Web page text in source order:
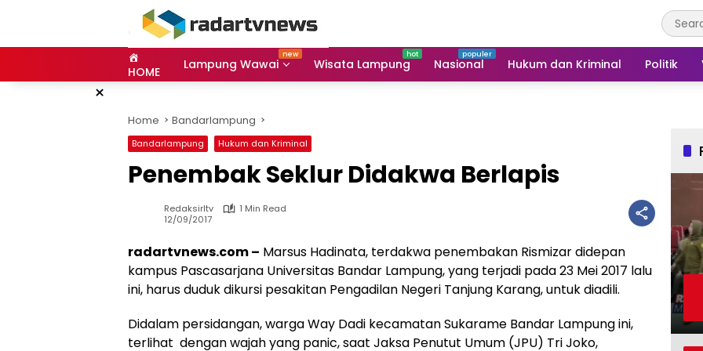
HOME Lampung Wawai Wisata Lampung Nasional Hukum dan Kriminal Politik
×
Home Bandarlampung
Bandarlampung Hukum dan Kriminal
Penembak Seklur Didakwa Berlapis
Redaksirltv
1 Min Read
12/09/2017
radartvnews.com – Marsus Hadinata, terdakwa penembakan Rismizar didepan
kampus Pascasarjana Universitas Bandar Lampung, yang terjadi pada 23 Mei 2017 lalu
ini, harus duduk dikursi pesakitan Pengadilan Negeri Tanjung Karang, untuk diadili.
Didalam persidangan, warga Way Dadi kecamatan Sukarame Bandar Lampung ini,
terlihat dengan wajah yang panic, saat Jaksa Penutut Umum (JPU) Tri Joko,